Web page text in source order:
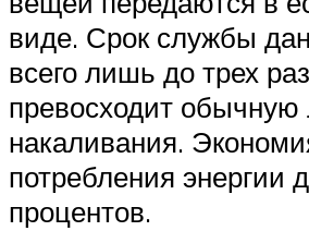
виде. Срок службы
всего лишь до трех раз
превосходит обычную
накаливания.
потребления энергии
процентов.